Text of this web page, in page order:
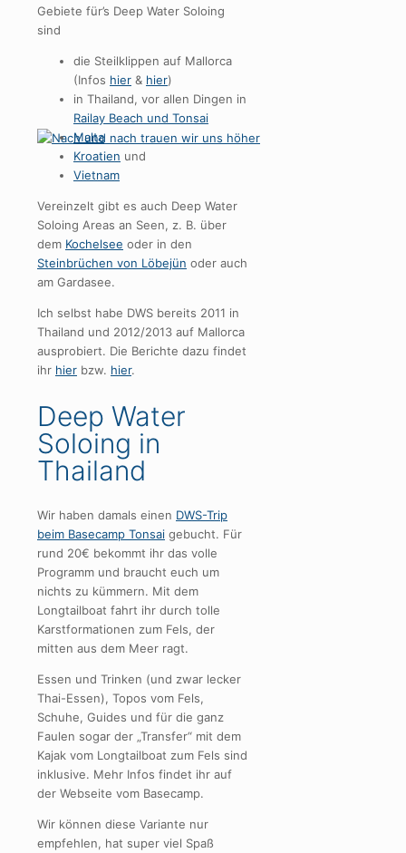
Gebiete für’s Deep Water Soloing
sind
die Steilklippen auf Mallorca
(Infos hier & hier)
in Thailand, vor allen Dingen in
Railay Beach und Tonsai
Malta
Kroatien und
Vietnam
Vereinzelt gibt es auch Deep Water
Soloing Areas an Seen, z. B. über
dem Kochelsee oder in den
Steinbrüchen von Löbejün oder auch
am Gardasee.
Ich selbst habe DWS bereits 2011 in
Thailand und 2012/2013 auf Mallorca
ausprobiert. Die Berichte dazu findet
ihr hier bzw. hier.
Deep Water
Soloing in
Thailand
Wir haben damals einen DWS-Trip
beim Basecamp Tonsai gebucht. Für
rund 20€ bekommt ihr das volle
Programm und braucht euch um
nichts zu kümmern. Mit dem
Longtailboat fahrt ihr durch tolle
Karstformationen zum Fels, der
mitten aus dem Meer ragt.
Essen und Trinken (und zwar lecker
Thai-Essen), Topos vom Fels,
Schuhe, Guides und für die ganz
Faulen sogar der „Transfer“ mit dem
Kajak vom Longtailboat zum Fels sind
inklusive. Mehr Infos findet ihr auf
der Webseite vom Basecamp.
Wir können diese Variante nur
empfehlen, hat super viel Spaß